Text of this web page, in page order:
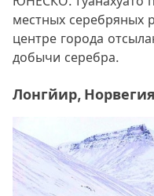
местных серебряных
центре города
добычи серебра.
Лонгйир, Норвегия